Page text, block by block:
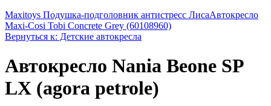
Maxitoys Подушка-подголовник антистресс ЛисаАвтокресло
Maxi-Cosi Tobi Concrete Grey (60108960)
Вернуться к: Детские автокресла
Автокресло Nania Beone SP
LX (agora petrole)